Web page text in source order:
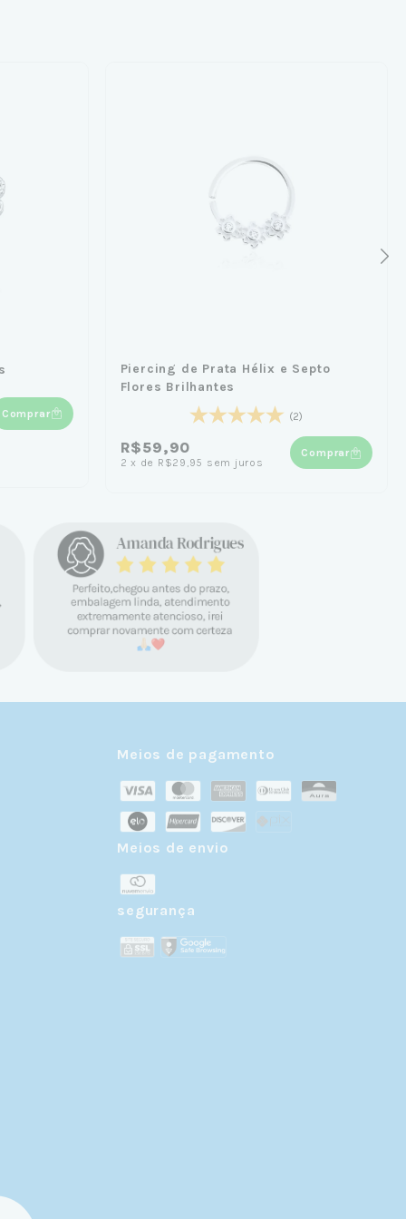
Comprar
Piercing de Prata Hélix e Septo
Flores Brilhantes
(2)
R$59,90
2 x de R$29,95 sem juros
Comprar
Meios de pagamento
Meios de envio
segurança